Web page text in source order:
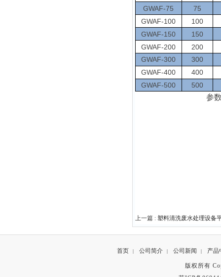
GWAF-75
75
GWAF-100
100
GWAF-150
150
GWAF-200
200
GWAF-300
300
GWAF-400
400
GWAF-500
500
参
上一篇 : 塑料清洗废水处理设备
首页 | 公司简介 | 公司新闻 | 产品
版权所有